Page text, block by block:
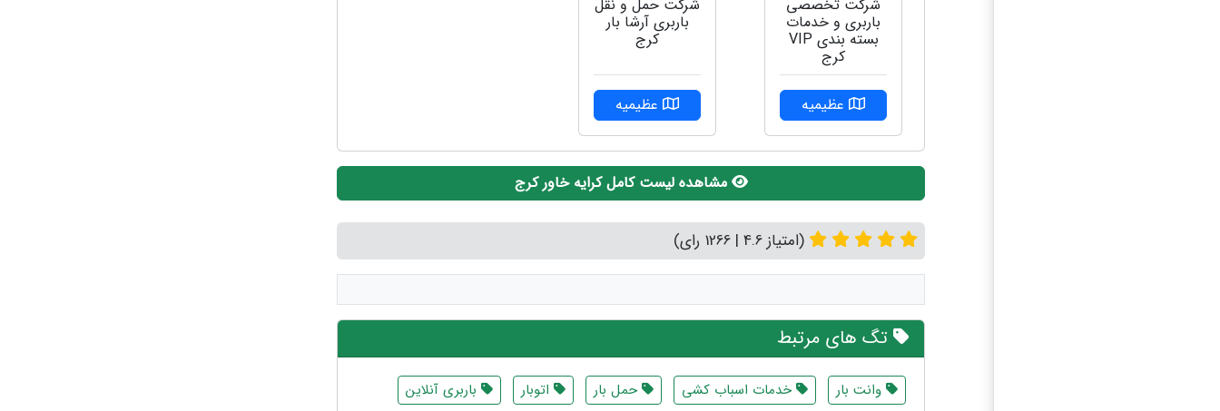
شرکت تخصصی
باربری و خدمات
بسته بندی VIP
کرج
عظیمیه
شرکت حمل و نقل
باربری آرشا بار
کرج
عظیمیه
مشاهده لیست کامل کرایه خاور کرج
(امتیاز 4.6 | 1266 رای)
تگ های مرتبط
وانت بار خدمات اسباب کشی حمل بار اتوبار باربری آنلاین